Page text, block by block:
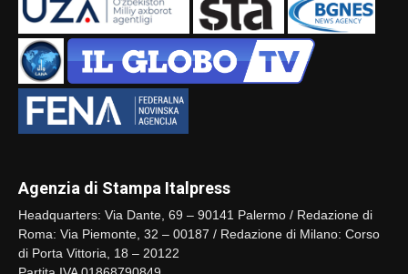
Agenzia di Stampa Italpress
Headquarters: Via Dante, 69 – 90141 Palermo / Redazione di
Roma: Via Piemonte, 32 – 00187 / Redazione di Milano: Corso
di Porta Vittoria, 18 – 20122